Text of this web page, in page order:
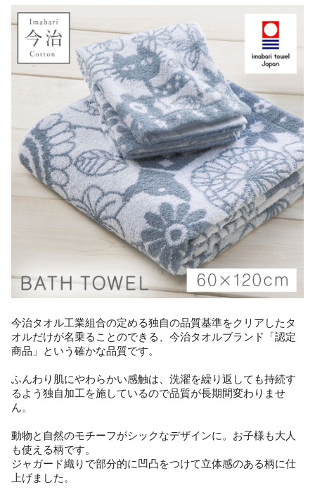
今治タオル工業組合の定める独自の品質基準をクリアしたタ
オルだけが名乗ることのできる、今治タオルブランド「認定
商品」という確かな品質です。
ふんわり肌にやわらかい感触は、洗濯を繰り返しても持続す
るよう独自加工を施しているので品質が長期間変わりませ
ん。
動物と自然のモチーフがシックなデザインに。お子様も大人
も使える柄です。
ジャガード織りで部分的に凹凸をつけて立体感のある柄に仕
上げました。